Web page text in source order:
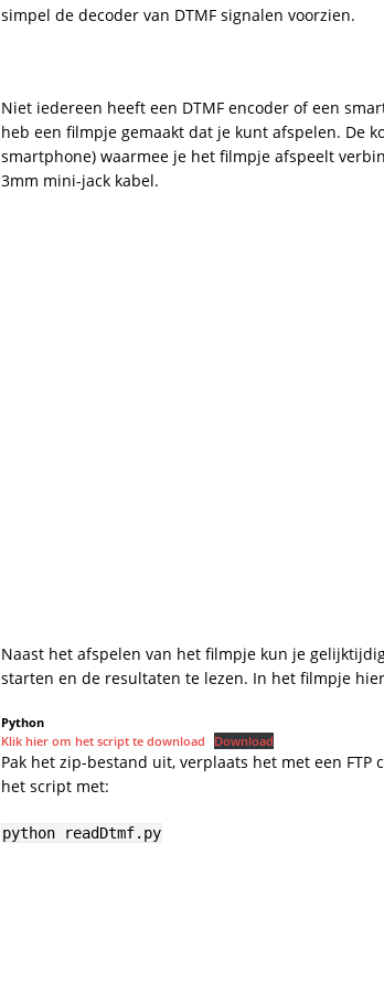
simpel de decoder van DTMF signalen voorzien.
Niet iedereen heeft een DTMF encoder of een
heb een filmpje gemaakt dat je kunt afspelen. De
smartphone) waarmee je het filmpje afspeelt
3mm mini-jack kabel.
Naast het afspelen van het filmpje kun je
starten en de resultaten te lezen. In het filmpje
Python
Klik hier om het script te download
Download
Pak het zip-bestand uit, verplaats het met een
het script met:
python readDtmf.py